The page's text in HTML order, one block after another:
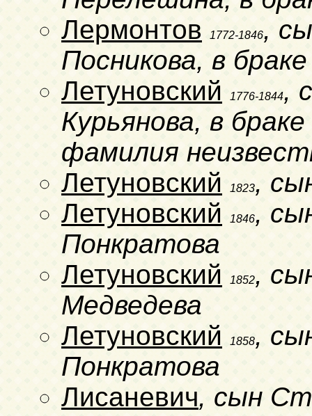
Лермонтов
1772-1846,
Посникова, в
Летуновский
1776-1844,
Курьянова, в
фамилия
Летуновский
1823,
Летуновский
1846,
Понкратова
Летуновский
1852,
Медведева
Летуновский
1858,
Понкратова
Лисаневич, сын